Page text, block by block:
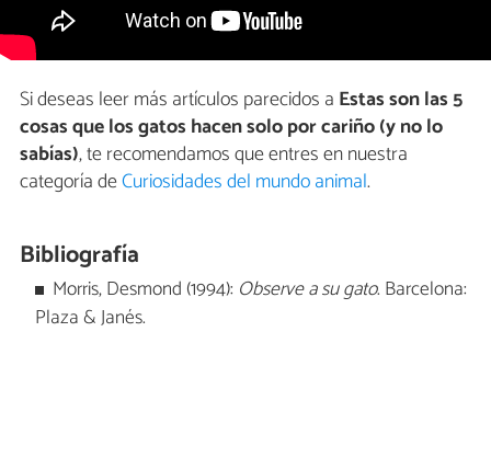
Si deseas leer más artículos parecidos a Estas son las 5
cosas que los gatos hacen solo por cariño (y no lo
sabías), te recomendamos que entres en nuestra
categoría deCuriosidades del mundo animal.
Bibliografía
Morris, Desmond (1994): Observe a su gato. Barcelona:
Plaza & Janés.